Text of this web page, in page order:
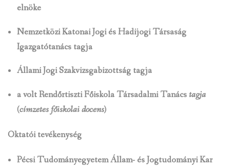
elnöke
Nemzetközi Katonai Jogi és Hadijogi Társaság
Igazgatótanács tagja
Állami Jogi Szakvizsgabizottság tagja
a volt Rendőrtiszti Főiskola Társadalmi Tanácstagja
(címzetes főiskolai docens)
Oktatói tevékenység
Pécsi Tudományegyetem Állam- és Jogtudományi Kar